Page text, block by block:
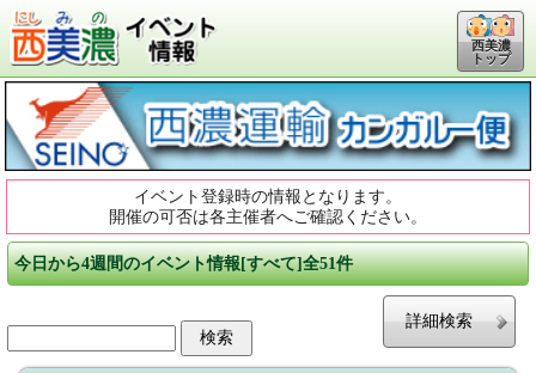
西美濃
トップ
イベント登録時の情報となります。
開催の可否は各主催者へご確認ください。
今日から4週間のイベント情報[すべて]全51件
詳細検索